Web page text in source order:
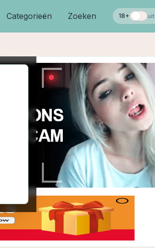
Categorieën Zoeken 18+ uit